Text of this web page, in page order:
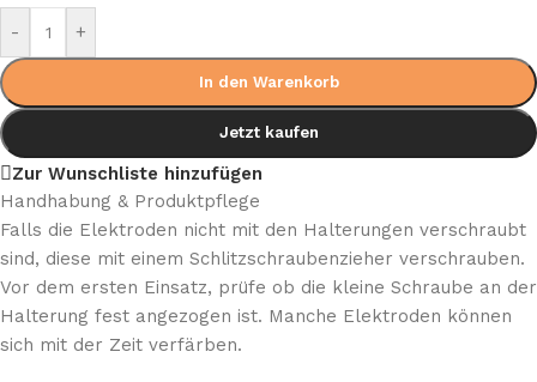
- +
In den Warenkorb
Jetzt kaufen
Zur Wunschliste hinzufügen
Handhabung & Produktpflege
Falls die Elektroden nicht mit den Halterungen verschraubt
sind, diese mit einem Schlitzschraubenzieher verschrauben.
Vor dem ersten Einsatz, prüfe ob die kleine Schraube an der
Halterung fest angezogen ist. Manche Elektroden können
sich mit der Zeit verfärben.